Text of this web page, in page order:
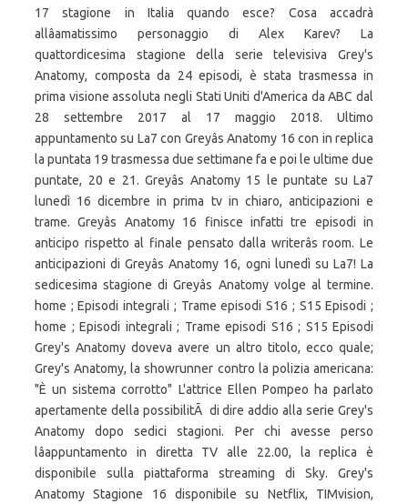
17 stagione in Italia quando esce? Cosa accadrà
allâamatissimo personaggio di Alex Karev? La
quattordicesima stagione della serie televisiva Grey's
Anatomy, composta da 24 episodi, è stata trasmessa in
prima visione assoluta negli Stati Uniti d'America da ABC dal
28 settembre 2017 al 17 maggio 2018. Ultimo
appuntamento su La7 con Greyâs Anatomy 16 con in replica
la puntata 19 trasmessa due settimane fa e poi le ultime due
puntate, 20 e 21. Greyâs Anatomy 15 le puntate su La7
lunedì 16 dicembre in prima tv in chiaro, anticipazioni e
trame. Greyâs Anatomy 16 finisce infatti tre episodi in
anticipo rispetto al finale pensato dalla writerâs room. Le
anticipazioni di Greyâs Anatomy 16, ogni lunedì su La7! La
sedicesima stagione di Greyâs Anatomy volge al termine.
home ; Episodi integrali ; Trame episodi S16 ; S15 Episodi ;
home ; Episodi integrali ; Trame episodi S16 ; S15 Episodi
Grey's Anatomy doveva avere un altro titolo, ecco quale;
Grey's Anatomy, la showrunner contro la polizia americana:
"È un sistema corrotto" L'attrice Ellen Pompeo ha parlato
apertamente della possibilitÃ di dire addio alla serie Grey's
Anatomy dopo sedici stagioni. Per chi avesse perso
lâappuntamento in diretta TV alle 22.00, la replica è
disponibile sulla piattaforma streaming di Sky. Grey's
Anatomy Stagione 16 disponibile su Netflix, TIMvision,